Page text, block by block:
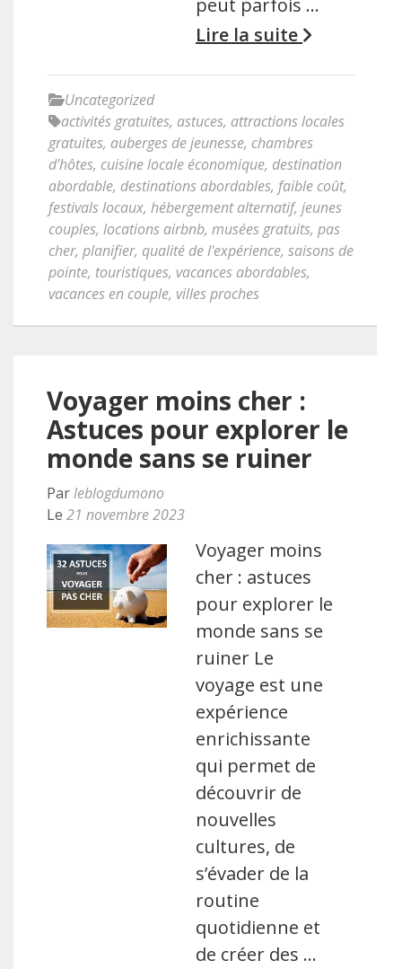
peut parfois …
Lire la suite
Uncategorized
activités gratuites, astuces, attractions locales
gratuites, auberges de jeunesse, chambres
d'hôtes, cuisine locale économique, destination
abordable, destinations abordables, faible coût,
festivals locaux, hébergement alternatif, jeunes
couples, locations airbnb, musées gratuits, pas
cher, planifier, qualité de l'expérience, saisons de
pointe, touristiques, vacances abordables,
vacances en couple, villes proches
Voyager moins cher :
Astuces pour explorer le
monde sans se ruiner
Parleblogdumono
Le 21 novembre 2023
Voyager moins
cher : astuces
pour explorer le
monde sans se
ruiner Le
voyage est une
expérience
enrichissante
qui permet de
découvrir de
nouvelles
cultures, de
s’évader de la
routine
quotidienne et
de créer des …